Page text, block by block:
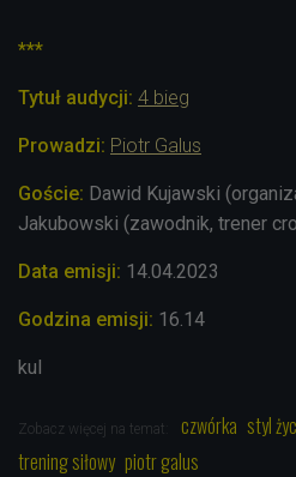
***
Tytuł audycji: 4 bieg
Prowadzi: Piotr Galus
Goście: Dawid Kujawski
Jakubowski (zawodnik, trener
Data emisji: 14.04.2023
Godzina emisji: 16.14
kul
Zobacz więcej na temat: czwórka styl
trening siłowy piotr galus